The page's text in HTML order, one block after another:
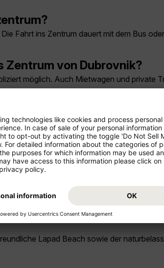
Fahrt ins Zentrum dauert mit dem Bus
Zentrum von Dubrovnik?
möglich. Auch Mietwagen und private
haben?
Altstadt mit der Flaniermeile Stradun
Dubrovnik statt?
und Tanz unter freiem Himmel. Auch
Lapad Beach sowie der